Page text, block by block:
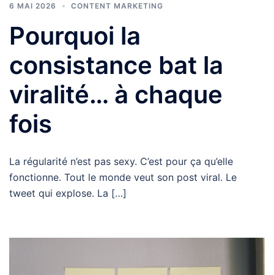
6 MAI 2026 CONTENT MARKETING
Pourquoi la
consistance bat la
viralité… à chaque
fois
La régularité n’est pas sexy. C’est pour ça qu’elle
fonctionne. Tout le monde veut son post viral. Le
tweet qui explose. La […]